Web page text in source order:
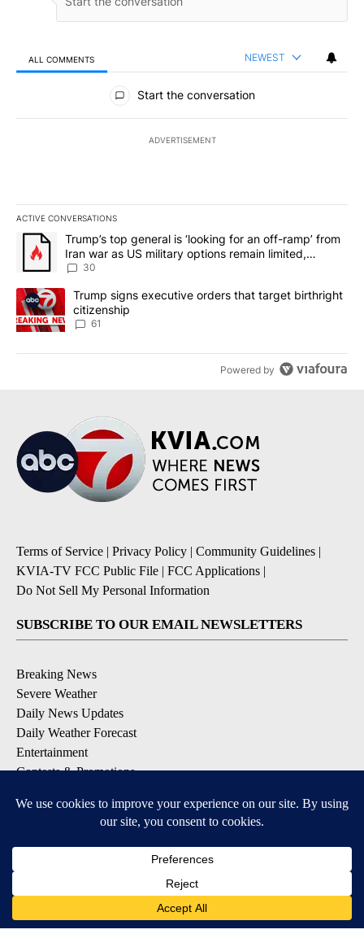
ALL COMMENTS NEWEST
All Comments
Start the conversation
ADVERTISEMENT
ACTIVE CONVERSATIONS
The following is a list of the most commented articles in the last
A trending article titled "Trump’s top general is ‘looking for an
Trump’s top general is ‘looking for an off-ramp’ from
Iran war as US military options remain limited,
sources say
30
A trending article titled "Trump signs executive orders that
Trump signs executive orders that target birthright
citizenship
61
Powered by
Terms of Service | Privacy Policy | Community Guidelines |
KVIA-TV FCC Public File | FCC Applications |
Do Not Sell My Personal Information
SUBSCRIBE TO OUR EMAIL NEWSLETTERS
Breaking News
Severe Weather
Daily News Updates
Daily Weather Forecast
Entertainment
Contests & Promotions
DOWNLOAD OUR APPS
Available for iOS and Android